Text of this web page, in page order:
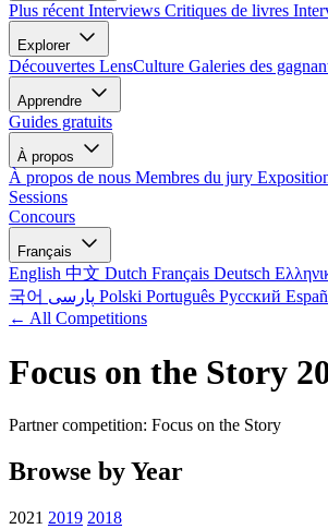
Plus récent Interviews Critiques de livres
Explorer
Découvertes LensCulture Galeries des
Apprendre
Guides gratuits
À propos
À propos de nous Membres du jury
Sessions
Concours
Français
English 中文 Dutch Français Deutsch
국어
Polski Português Русский
← All Competitions
Focus on the Story
Partner competition: Focus on the Story
Browse by Year
2021 2019 2018